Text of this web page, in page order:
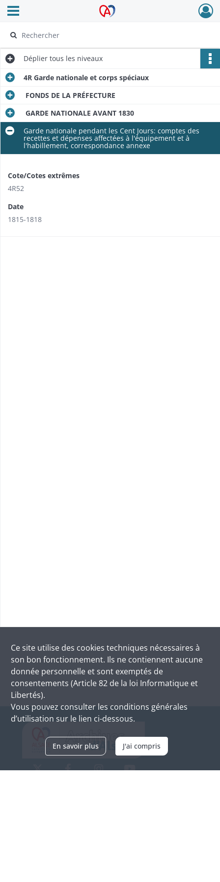
Archives Alsace - Colmar
Ouvrir le menu déroulant
Déplier tous les niveaux
4R Garde nationale et corps spéciaux
FONDS DE LA PRÉFECTURE
GARDE NATIONALE AVANT 1830
Garde nationale pendant les Cent Jours: comptes des
recettes et dépenses affectées à l'équipement et à
l'habillement, correspondance annexe
Cote/Cotes extrêmes
4R52
Date
1815-1818
Ce site utilise des cookies techniques nécessaires à
son bon fonctionnement. Ils ne contiennent aucune
donnée personnelle et sont exemptés de
consentements (Article 82 de la loi Informatique et
Libertés).
Vous pouvez consulter les conditions générales
d’utilisation sur le lien ci-dessous.
En savoir plus J'ai compris